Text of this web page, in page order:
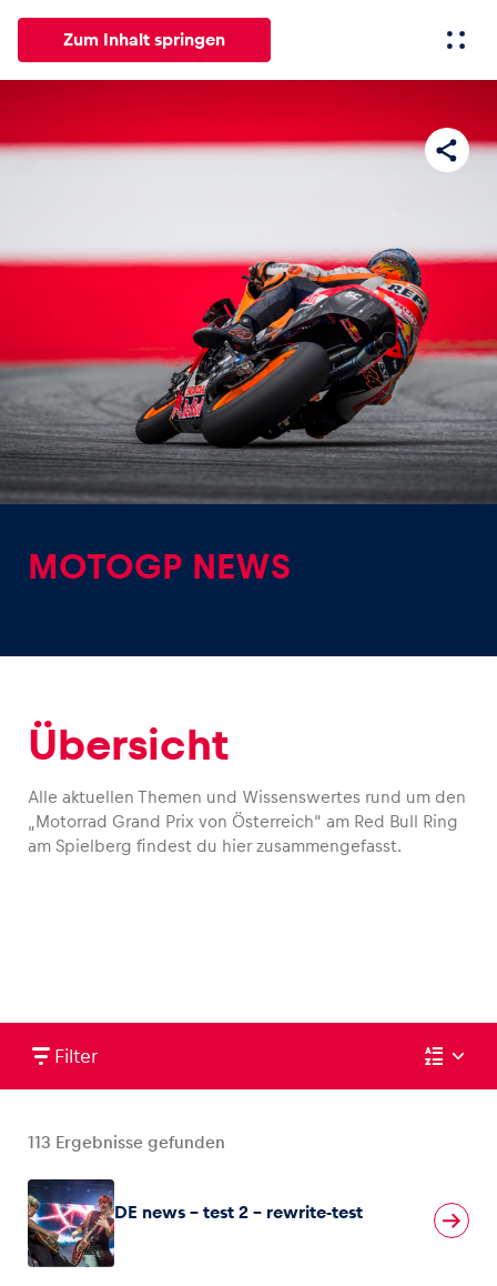
Zum Inhalt springen
Alle News Events Erlebnisse Seiten
Alle anzeigen
Events
Alle anzeigen
MOTOGP NEWS
Übersicht
Alle aktuellen Themen und Wissenswertes rund um den
„Motorrad Grand Prix von Österreich“ am Red Bull Ring
am Spielberg findest du hier zusammengefasst.
Filter
113 Ergebnisse gefunden
DE news – test 2 – rewrite-test